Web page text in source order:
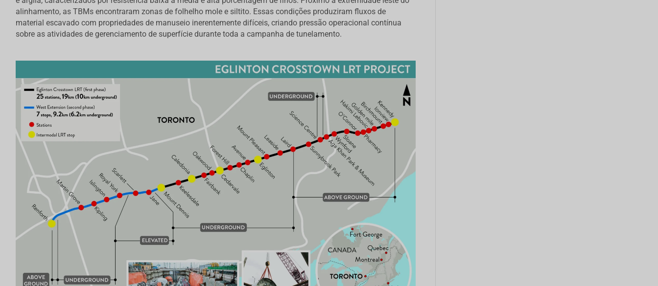
alinhamento, as TBMs encontraram zonas de folhelho mole e siltito. Essas condições produziram fluxos de
material escavado com propriedades de manuseio inerentemente difíceis, criando pressão operacional contínua
sobre as atividades de gerenciamento de superfície durante toda a campanha de tunelamento.